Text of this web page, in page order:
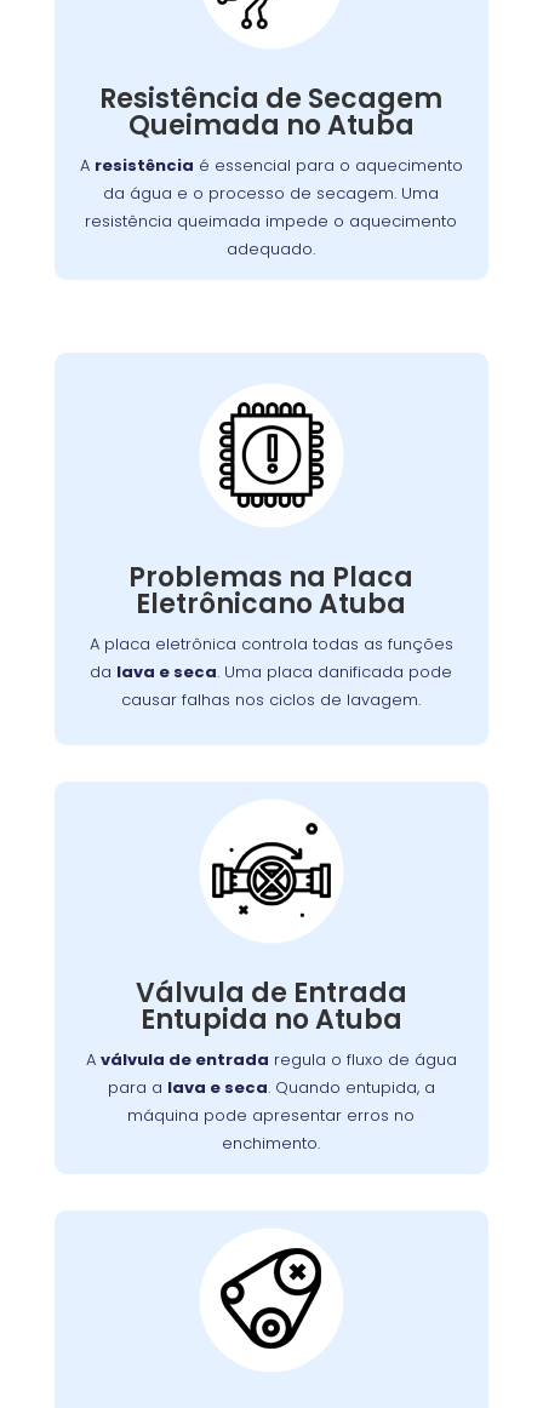
Resistência de Secagem
Queimada no Atuba
A resistência é essencial para o aquecimento
da água e o processo de secagem. Uma
resistência queimada impede o aquecimento
adequado.
Queimada:
A resistência de secagem é responsável pelo
aquecimento do ar dentro da
lava e seca
queimada, a máquina não seca as roupas
adequadamente. Isso pode ocorrer por
desgaste, sobrecarga ou acúmulo de fiapos.
Substituir a resistência é crucial para
restabelecer a função de secagem.
Problemas na Placa
Eletrônicano Atuba
A placa eletrônica controla todas as funções
da lava e seca. Uma placa danificada pode
causar falhas nos ciclos de lavagem.
Placa Eletrônica
Queimada:
A placa eletrônica controla todas as funções
. Uma placa danificada pode
ou na interface de controle.
Problemas
elétricos
ou picos de energia são causas
comuns. A reparação ou substituição garante
o controle adequado das funções da máquina.
Válvula de Entrada
Entupida no Atuba
A válvula de entrada regula o fluxo de água
para a lava e seca. Quando entupida, a
máquina pode apresentar erros no
enchimento.
Válvula de Entrada de
Água Entupida
A válvula de entrada regula o fluxo de água
máquina pode apresentar erros no
enchimento ou não iniciar o ciclo de lavagem.
comuns. Limpeza ou substituição da válvula é
necessária para o fluxo adequado de água.
Correia do Tambor
Desgastada: